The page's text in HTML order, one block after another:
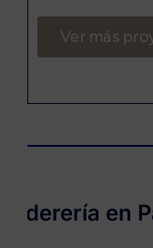
Ver más
en